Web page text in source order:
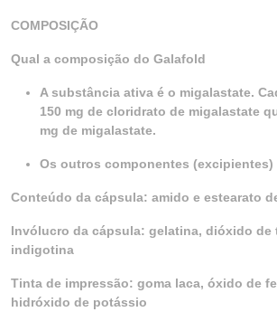
COMPOSIÇÃO
Qual a composição do Galafold
A substância ativa é o migalastate.
150 mg de cloridrato de migalastate
mg de migalastate.
Os outros componentes (excipientes)
Conteúdo da cápsula: amido e estearato
Invólucro da cápsula: gelatina, dióxido de
indigotina
Tinta de impressão: goma laca, óxido de
hidróxido de potássio